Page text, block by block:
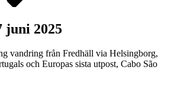
juni 2025
vandring från Fredhäll via Helsingborg,
och Europas sista utpost, Cabo São